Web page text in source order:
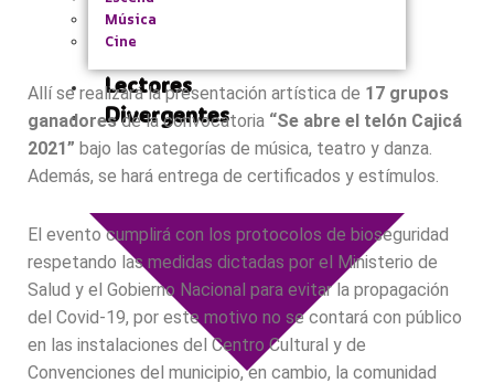
Música
Cine
Lectores
Divergentes
Allí se realizará la presentación artística de 17 grupos
ganadoresde la convocatoria “Se abre el telón Cajicá
2021” bajo las categorías de música, teatro y danza.
Además, se hará entrega de certificados y estímulos.
El evento cumplirá con los protocolos de bioseguridad
respetando las medidas dictadas por el Ministerio de
Salud y el Gobierno Nacional para evitar la propagación
del Covid-19, por este motivo no se contará con público
en las instalaciones del Centro Cultural y de
Convenciones del municipio, en cambio, la comunidad